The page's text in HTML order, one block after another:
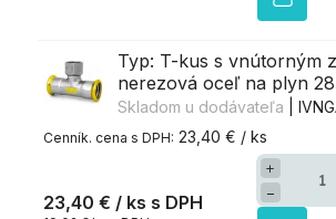
Typ: T-kus s vnútorným
nerezová oceľ na plyn
Skladom u dodávateľa
|
23,40 € / ks
23,40 € / ks
+
−